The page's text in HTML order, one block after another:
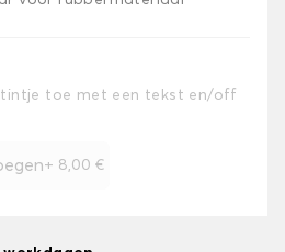
tintje toe met een tekst en/off
+ 8,00 €